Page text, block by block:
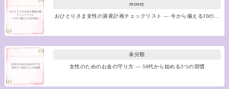
money
おひとりさま女性の資産計画チェックリスト ― 今から備える10の…
未分類
女性のためのお金の守り方 ― 50代から始める3つの習慣